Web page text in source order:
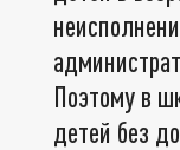
Поэтому в
детей без